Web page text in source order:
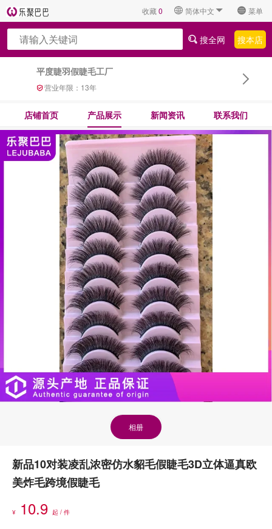
收藏0 简体中文 菜单
平度睫羽假睫毛工厂
营业年限： 13年
搜全网 搜本店
店铺首页 产品展示 新闻资讯 联系我们
相册
新品10对装凌乱浓密仿水貂毛假睫毛3D立体逼真欧
美炸毛跨境假睫毛
¥ 10.9 起 / 件